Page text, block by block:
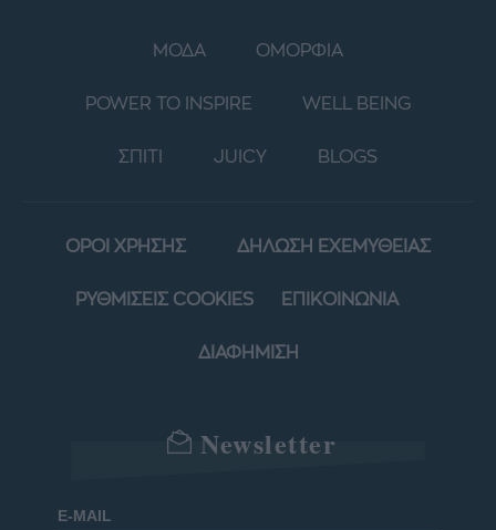
ΜΟΔΑ ΟΜΟΡΦΙΑ
POWER TO INSPIRE WELL BEING
ΣΠΙΤΙ JUICY BLOGS
ΟΡΟΙ ΧΡΗΣΗΣ ΔΗΛΩΣΗ ΕΧΕΜΥΘΕΙΑΣ
ΡΥΘΜΙΣΕΙΣ COOKIES ΕΠΙΚΟΙΝΩΝΙΑ
ΔΙΑΦΗΜΙΣΗ
Newsletter